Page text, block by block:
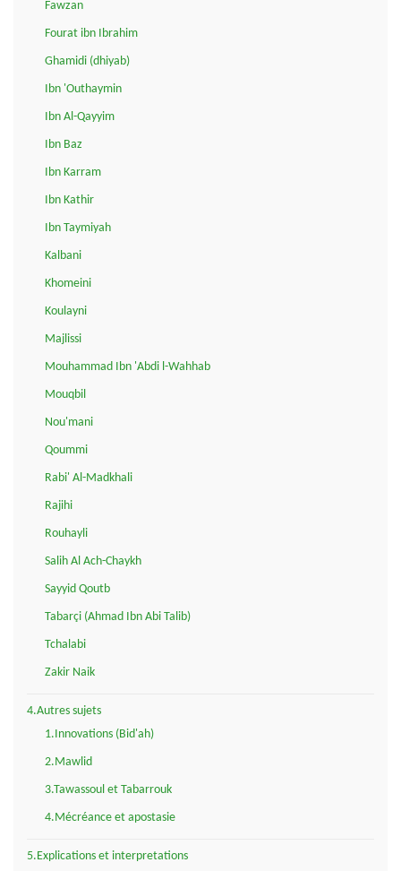
Fawzan
Fourat ibn Ibrahim
Ghamidi (dhiyab)
Ibn 'Outhaymin
Ibn Al-Qayyim
Ibn Baz
Ibn Karram
Ibn Kathir
Ibn Taymiyah
Kalbani
Khomeini
Koulayni
Majlissi
Mouhammad Ibn 'Abdi l-Wahhab
Mouqbil
Nou'mani
Qoummi
Rabi' Al-Madkhali
Rajihi
Rouhayli
Salih Al Ach-Chaykh
Sayyid Qoutb
Tabarçi (Ahmad Ibn Abi Talib)
Tchalabi
Zakir Naik
4.Autres sujets
1.Innovations (Bid'ah)
2.Mawlid
3.Tawassoul et Tabarrouk
4.Mécréance et apostasie
5.Explications et interpretations